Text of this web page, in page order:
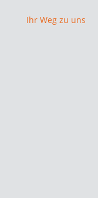
Ihr Weg zu uns